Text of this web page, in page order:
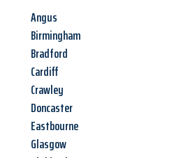
Angus
Birmingham
Bradford
Cardiff
Crawley
Doncaster
Eastbourne
Glasgow